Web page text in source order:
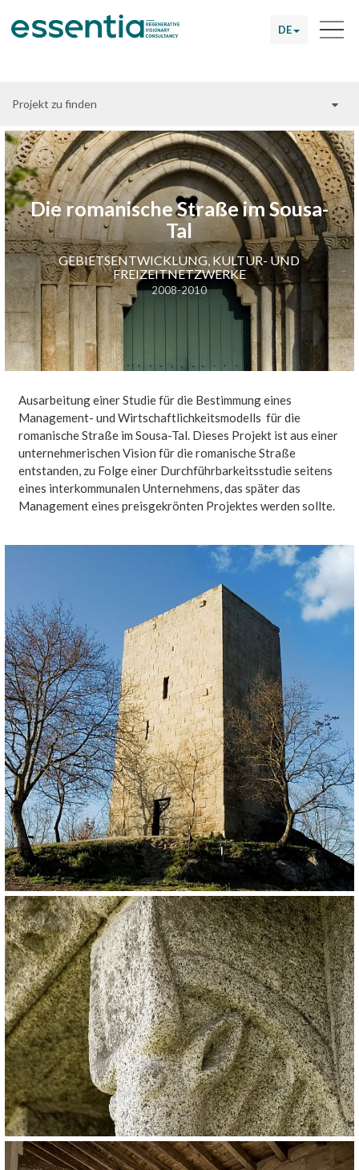
DE
Projekt zu finden
Die romanische Straße im Sousa-
Tal
GEBIETSENTWICKLUNG, KULTUR- UND
FREIZEITNETZWERKE
2008-2010
Ausarbeitung einer Studie für die Bestimmung eines
Management- und Wirtschaftlichkeitsmodells für die
romanische Straße im Sousa-Tal. Dieses Projekt ist aus einer
unternehmerischen Vision für die romanische Straße
entstanden, zu Folge einer Durchführbarkeitsstudie seitens
eines interkommunalen Unternehmens, das später das
Management eines preisgekrönten Projektes werden sollte.